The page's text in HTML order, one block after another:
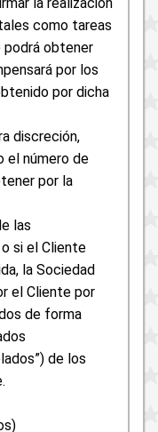
como tareas
podrá obtener
por los
por dicha
discreción,
el número de
por la
las
si el Cliente
la Sociedad
el Cliente por
de forma
de los